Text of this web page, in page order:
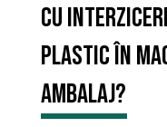
cu
plastic în
ambalaj?